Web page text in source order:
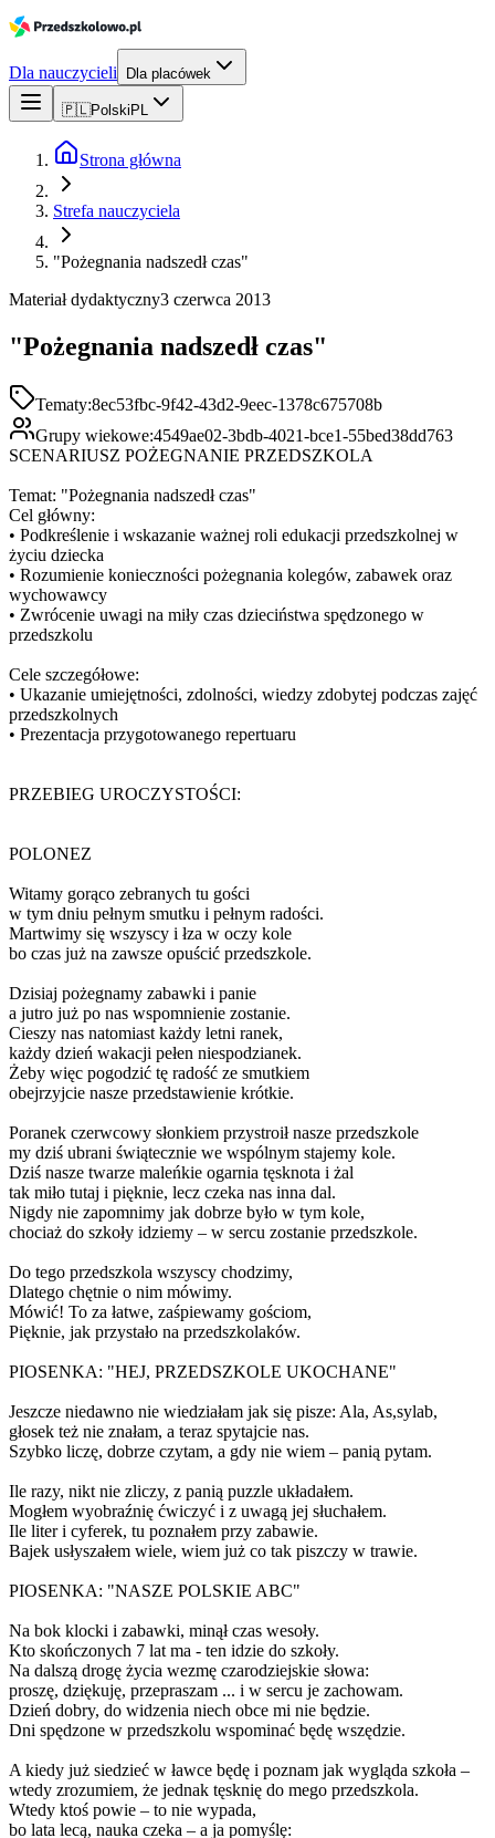
Dla nauczycieli Dla placówek
🇵🇱Polski PL
Strona główna
Strefa nauczyciela
"Pożegnania nadszedł czas"
Materiał dydaktyczny3 czerwca 2013
"Pożegnania nadszedł czas"
Tematy:8ec53fbc-9f42-43d2-9eec-1378c675708b
Grupy wiekowe:4549ae02-3bdb-4021-bce1-55bed38dd763
SCENARIUSZ POŻEGNANIE PRZEDSZKOLA
Temat: "Pożegnania nadszedł czas"
Cel główny:
• Podkreślenie i wskazanie ważnej roli edukacji przedszkolnej w
życiu dziecka
• Rozumienie konieczności pożegnania kolegów, zabawek oraz
wychowawcy
• Zwrócenie uwagi na miły czas dzieciństwa spędzonego w
przedszkolu
Cele szczegółowe:
• Ukazanie umiejętności, zdolności, wiedzy zdobytej podczas zajęć
przedszkolnych
• Prezentacja przygotowanego repertuaru
PRZEBIEG UROCZYSTOŚCI:
POLONEZ
Witamy gorąco zebranych tu gości
w tym dniu pełnym smutku i pełnym radości.
Martwimy się wszyscy i łza w oczy kole
bo czas już na zawsze opuścić przedszkole.
Dzisiaj pożegnamy zabawki i panie
a jutro już po nas wspomnienie zostanie.
Cieszy nas natomiast każdy letni ranek,
każdy dzień wakacji pełen niespodzianek.
Żeby więc pogodzić tę radość ze smutkiem
obejrzyjcie nasze przedstawienie krótkie.
Poranek czerwcowy słonkiem przystroił nasze przedszkole
my dziś ubrani świątecznie we wspólnym stajemy kole.
Dziś nasze twarze maleńkie ogarnia tęsknota i żal
tak miło tutaj i pięknie, lecz czeka nas inna dal.
Nigdy nie zapomnimy jak dobrze było w tym kole,
chociaż do szkoły idziemy – w sercu zostanie przedszkole.
Do tego przedszkola wszyscy chodzimy,
Dlatego chętnie o nim mówimy.
Mówić! To za łatwe, zaśpiewamy gościom,
Pięknie, jak przystało na przedszkolaków.
PIOSENKA: "HEJ, PRZEDSZKOLE UKOCHANE"
Jeszcze niedawno nie wiedziałam jak się pisze: Ala, As,sylab,
głosek też nie znałam, a teraz spytajcie nas.
Szybko liczę, dobrze czytam, a gdy nie wiem – panią pytam.
Ile razy, nikt nie zliczy, z panią puzzle układałem.
Mogłem wyobraźnię ćwiczyć i z uwagą jej słuchałem.
Ile liter i cyferek, tu poznałem przy zabawie.
Bajek usłyszałem wiele, wiem już co tak piszczy w trawie.
PIOSENKA: "NASZE POLSKIE ABC"
Na bok klocki i zabawki, minął czas wesoły.
Kto skończonych 7 lat ma - ten idzie do szkoły.
Na dalszą drogę życia wezmę czarodziejskie słowa:
proszę, dziękuję, przepraszam ... i w sercu je zachowam.
Dzień dobry, do widzenia niech obce mi nie będzie.
Dni spędzone w przedszkolu wspominać będę wszędzie.
A kiedy już siedzieć w ławce będę i poznam jak wygląda szkoła –
wtedy zrozumiem, że jednak tęsknię do mego przedszkola.
Wtedy ktoś powie – to nie wypada,
bo lata lecą, nauka czeka – a ja pomyślę: